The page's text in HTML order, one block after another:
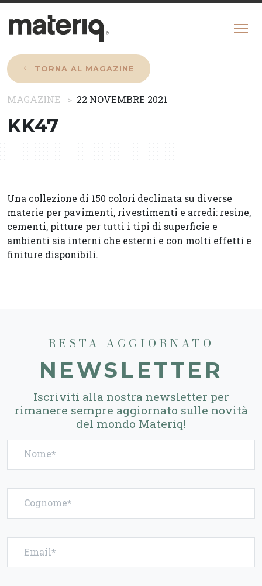
CHI SIAMO
MAGAZINE
COME FUNZIONA
TORNA AL MAGAZINE
MAGAZINE 22 NOVEMBRE 2021
KK47
Una collezione di 150 colori declinata su diverse
materie per pavimenti, rivestimenti e arredi: resine,
cementi, pitture per tutti i tipi di superficie e
ambienti sia interni che esterni e con molti effetti e
finiture disponibili.
RESTA AGGIORNATO
NEWSLETTER
Iscriviti alla nostra newsletter per
rimanere sempre aggiornato sulle novità
del mondo Materiq!
Nome
Cognome
Email